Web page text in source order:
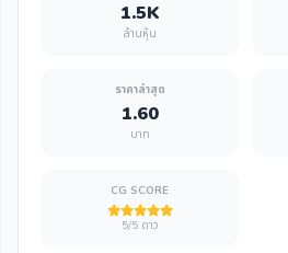
1.5K
ล้านหุ้น
ราคาล่าสุด
1.60
บาท
CG SCORE
5/5 ดาว